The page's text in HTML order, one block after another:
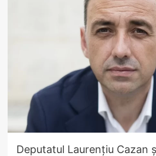
Deputatul Laurențiu Cazan